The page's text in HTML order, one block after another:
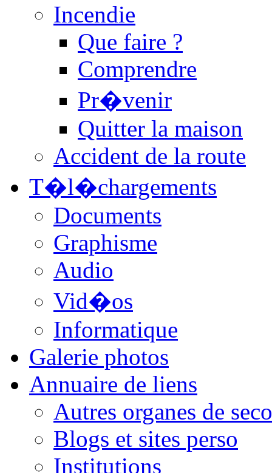
Incendie
Que faire ?
Comprendre
Pr�venir
Quitter la maison
Accident de la route
T�l�chargements
Documents
Graphisme
Audio
Vid�os
Informatique
Galerie photos
Annuaire de liens
Autres organes de
Blogs et sites perso
Institutions